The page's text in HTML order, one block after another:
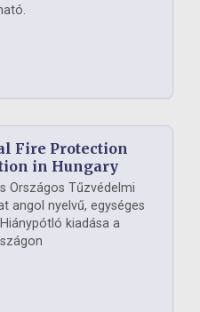
Fire Protection
in Hungary
Országos Tűzvédelmi
angol nyelvű, egységes
kiadása a